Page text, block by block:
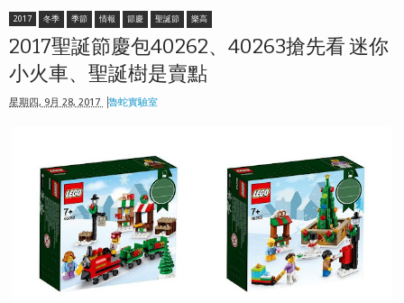
2017 冬季 季節 情報 節慶 聖誕節 樂高
2017聖誕節慶包40262、40263搶先看 迷你
小火車、聖誕樹是賣點
星期四, 9月 28, 2017 魯蛇實驗室